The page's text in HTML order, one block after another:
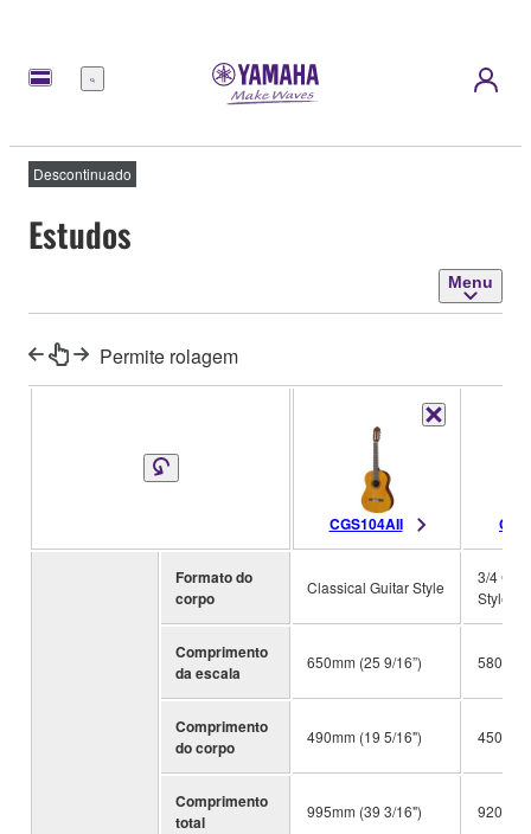
Menu
Descontinuado
Estudos
Menu
Permite rolagem
CGS104AII
Formato do
corpo
Classical Guitar Style
3/4
Style
Comprimento
da escala
650mm (25 9/16”) 580mm
Comprimento
do corpo
490mm (19 5/16") 450mm
Comprimento
total
995mm (39 3/16") 920mm